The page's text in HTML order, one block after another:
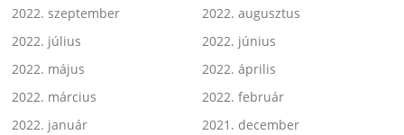
2022. szeptember
2022. augusztus
2022. július
2022. június
2022. május
2022. április
2022. március
2022. február
2022. január
2021. december